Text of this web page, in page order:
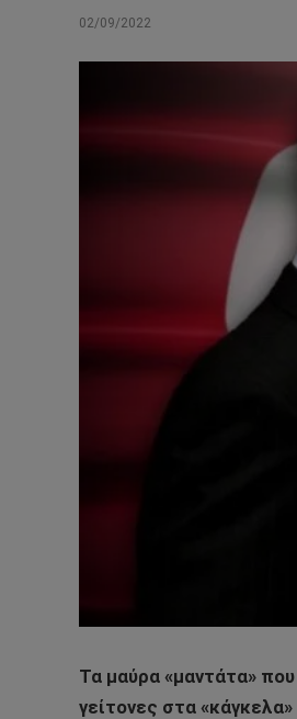
02/09/2022
Τα μαύρα «μαντάτα»
γείτονες στα